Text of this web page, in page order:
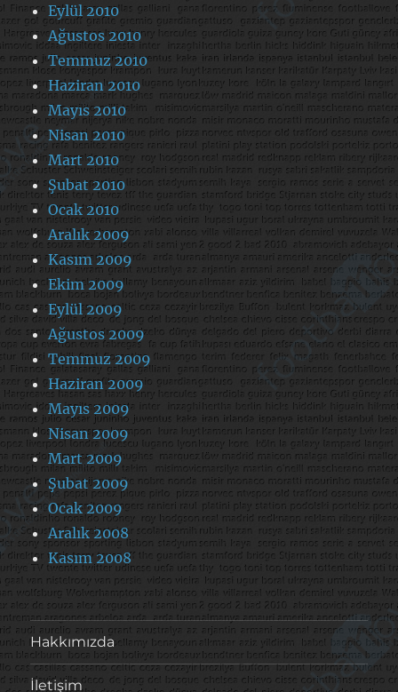
Eylül 2010
Ağustos 2010
Temmuz 2010
Haziran 2010
Mayıs 2010
Nisan 2010
Mart 2010
Şubat 2010
Ocak 2010
Aralık 2009
Kasım 2009
Ekim 2009
Eylül 2009
Ağustos 2009
Temmuz 2009
Haziran 2009
Mayıs 2009
Nisan 2009
Mart 2009
Şubat 2009
Ocak 2009
Aralık 2008
Kasım 2008
Hakkımızda
İletişim